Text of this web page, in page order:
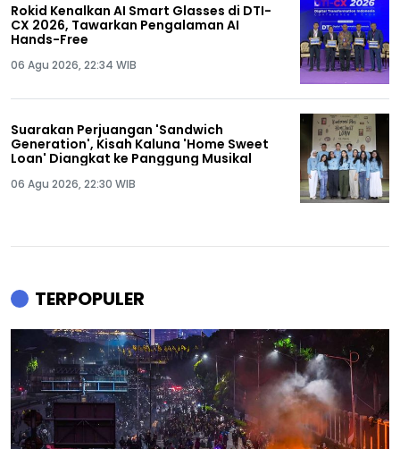
Rokid Kenalkan AI Smart Glasses di DTI-
CX 2026, Tawarkan Pengalaman AI
Hands-Free
06 Agu 2026, 22:34 WIB
Suarakan Perjuangan 'Sandwich
Generation', Kisah Kaluna 'Home Sweet
Loan' Diangkat ke Panggung Musikal
06 Agu 2026, 22:30 WIB
TERPOPULER